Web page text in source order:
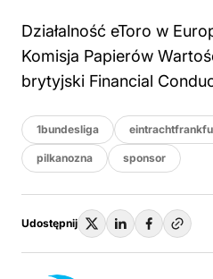
Działalność eToro w
Komisja Papierów
brytyjski Financial
1bundesliga
pilkanozna sponsor
Udostępnij